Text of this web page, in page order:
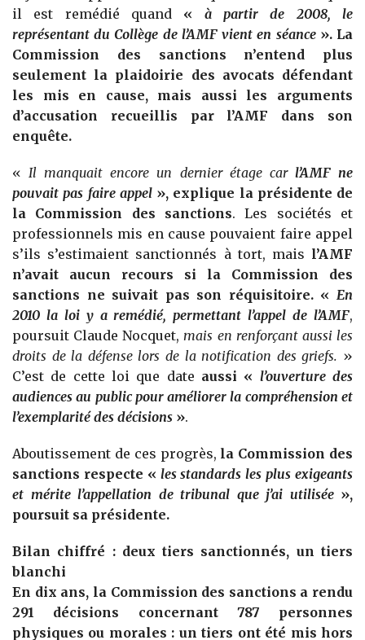
il est remédié quand « à partir de 2008, le
représentant du Collège de l’AMF vient en séance». La
Commission des sanctions n’entend plus
seulement la plaidoirie des avocats défendant
les mis en cause, mais aussi les arguments
d’accusation recueillis par l’AMF dans son
enquête.
«Il manquait encore un dernier étage car l’AMF ne
pouvait pas faire appel», explique la présidente de
la Commission des sanctions. Les sociétés et
professionnels mis en cause pouvaient faire appel
s’ils s’estimaient sanctionnés à tort, mais l’AMF
n’avait aucun recours si la Commission des
sanctions ne suivait pas son réquisitoire. « En
2010 la loi y a remédié, permettant l’appel de l’AMF,
poursuit Claude Nocquet,mais en renforçant aussi les
droits de la défense lors de la notification des griefs. »
C’est de cette loi que date aussi « l’ouverture des
audiences au public pour améliorer la compréhension et
l’exemplarité des décisions ».
Aboutissement de ces progrès, la Commission des
sanctions respecte « les standards les plus exigeants
et mérite l’appellation de tribunal que j’ai utilisée»,
poursuit sa présidente.
Bilan chiffré : deux tiers sanctionnés, un tiers
blanchi
En dix ans, la Commission des sanctions a rendu
291 décisions concernant 787 personnes
physiques ou morales : un tiers ont été mis hors